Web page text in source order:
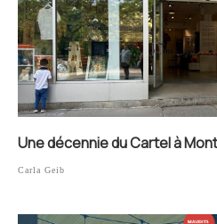
Une décennie du Cartel à
Carla Geib